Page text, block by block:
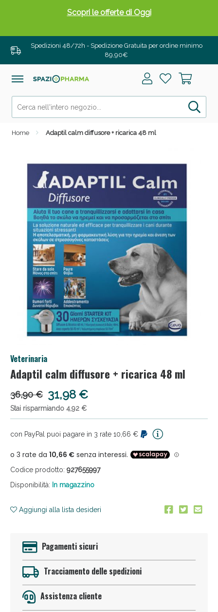
Spedizioni 48/72h - Spedizione Gratuita per ordine minimo
89,90€
Home Adaptil calm diffusore + ricarica 48 ml
Veterinaria
Adaptil calm diffusore + ricarica 48 ml
36,90 € 31,98 €
Stai risparmiando 4,92 €
con PayPal puoi pagare in 3 rate 10,66 €
Codice prodotto: 927655997
Disponibilità: In magazzino
Aggiungi alla lista desideri
Pagamenti sicuri
Tracciamento delle spedizioni
Assistenza cliente
Scopri le offerte di Oggi
Drenanti e Pancia Piatta: Sconti fino al 55% validi
solo per OGGI!
Salini e Multivitaminici: oggi Sconto extra fino al